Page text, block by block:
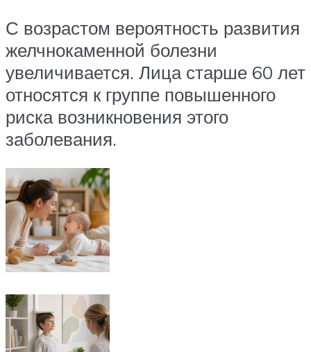
С возрастом вероятность развития
желчнокаменной болезни
увеличивается. Лица старше 60 лет
относятся к группе повышенного
риска возникновения этого
заболевания.